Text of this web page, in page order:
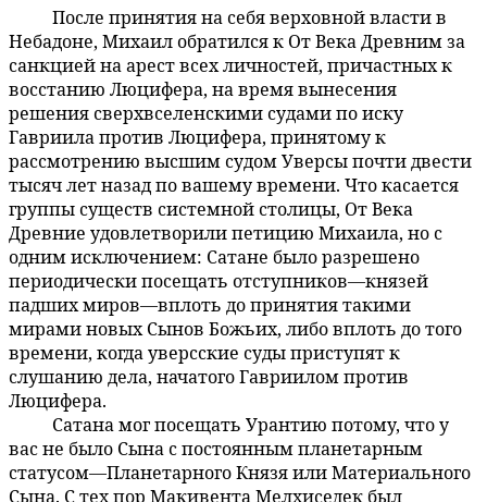
После принятия на себя верховной власти в
Небадоне, Михаил обратился к От Века Древним за
санкцией на арест всех личностей, причастных к
восстанию Люцифера, на время вынесения
решения сверхвселенскими судами по иску
Гавриила против Люцифера, принятому к
рассмотрению высшим судом Уверсы почти двести
тысяч лет назад по вашему времени. Что касается
группы существ системной столицы, От Века
Древние удовлетворили петицию Михаила, но с
одним исключением: Сатане было разрешено
периодически посещать отступников—князей
падших миров—вплоть до принятия такими
мирами новых Сынов Божьих, либо вплоть до того
времени, когда уверсские суды приступят к
слушанию дела, начатого Гавриилом против
Люцифера.
Сатана мог посещать Урантию потому, что у
вас не было Сына с постоянным планетарным
статусом—Планетарного Князя или Материального
Сына. С тех пор Макивента Мелхиседек был